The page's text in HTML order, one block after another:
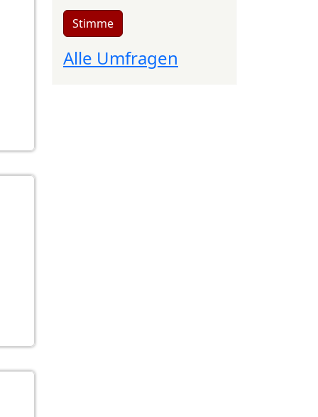
Stimme
Alle Umfragen